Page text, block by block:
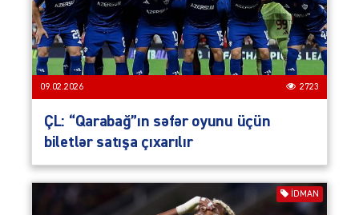
09.02.2026 2723
ÇL: “Qarabağ”ın səfər oyunu üçün
biletlər satışa çıxarılır
İDMAN